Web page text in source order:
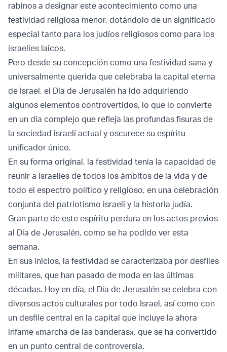
rabinos a designar este acontecimiento como una
festividad religiosa menor, dotándolo de un significado
especial tanto para los judíos religiosos como para los
israelíes laicos.
Pero desde su concepción como una festividad sana y
universalmente querida que celebraba la capital eterna
de Israel, el Día de Jerusalén ha ido adquiriendo
algunos elementos controvertidos, lo que lo convierte
en un día complejo que refleja las profundas fisuras de
la sociedad israelí actual y oscurece su espíritu
unificador único.
En su forma original, la festividad tenía la capacidad de
reunir a israelíes de todos los ámbitos de la vida y de
todo el espectro político y religioso, en una celebración
conjunta del patriotismo israelí y la historia judía.
Gran parte de este espíritu perdura en los actos previos
al Día de Jerusalén, como se ha podido ver esta
semana.
En sus inicios, la festividad se caracterizaba por desfiles
militares, que han pasado de moda en las últimas
décadas. Hoy en día, el Día de Jerusalén se celebra con
diversos actos culturales por todo Israel, así como con
un desfile central en la capital que incluye la ahora
infame «marcha de las banderas», que se ha convertido
en un punto central de controversia.